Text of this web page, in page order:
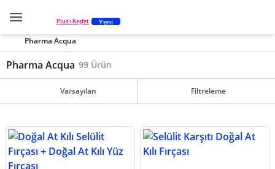
Plus'ı Keşfet Yeni
Pharma Acqua
Pharma Acqua 99 Ürün
Varsayılan Filtreleme